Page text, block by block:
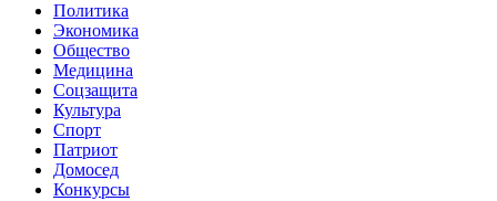
Политика
Экономика
Общество
Медицина
Соцзащита
Культура
Спорт
Патриот
Домосед
Конкурсы